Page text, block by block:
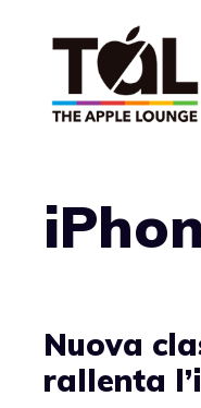
Nuova
rallenta